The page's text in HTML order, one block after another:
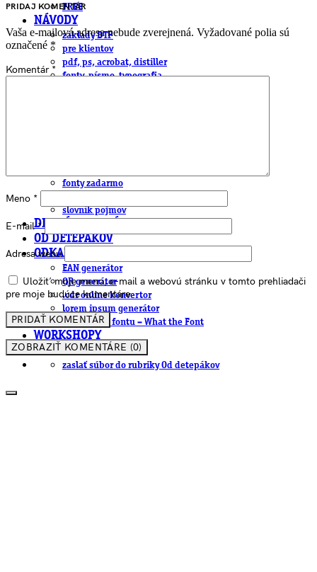
FREE
NÁVODY
základy DTP
pre klientov
pdf, ps, acrobat, distiller
fonty, písmo, typografia
fonty zadarmo
slovník pojmov
DENNÍK DETEPÁKA
OD DETEPÁKOV
ODKAZY
EAN generátor
QR generátor
.cdr online konvertor
lorem ipsum generátor
zistiť názov fontu – What the Font
WORKSHOPY
BAZÁR
zaslať súbor do rubriky Od detepákov
PRIDAJ KOMENTÁR
Vaša e-mailová adresa nebude zverejnená. Vyžadované polia sú
označené *
Komentár *
Meno *
E-mail*
Adresa webu
Uložiť moje meno, e-mail a webovú stránku v tomto prehliadači
pre moje budúce komentáre.
ZOBRAZIŤ KOMENTÁRE (0)